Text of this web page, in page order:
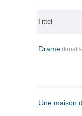
Tittel
Drame
Une maison